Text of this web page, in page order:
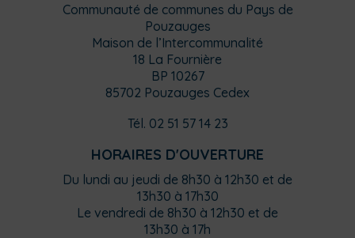
Communauté de communes du Pays de
Pouzauges
Maison de l’Intercommunalité
18 La Fournière
BP 10267
85702 Pouzauges Cedex
Tél. 02 51 57 14 23
HORAIRES D'OUVERTURE
Du lundi au jeudi de 8h30 à 12h30 et de
13h30 à 17h30
Le vendredi de 8h30 à 12h30 et de
13h30 à 17h